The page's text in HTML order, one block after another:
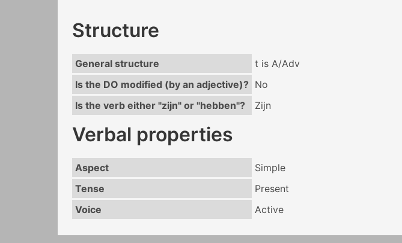
Structure
General structure
t is A/Adv
Is the DO modified (by an adjective)? No
Is the verb either "zijn" or "hebben"?
Zijn
Verbal properties
Aspect
Simple
Tense
Present
Voice
Active